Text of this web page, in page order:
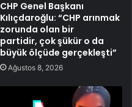
CHP Genel Başkanı
Kılıçdaroğlu: “CHP arınmak
zorunda olan bir
partidir, çok şükür o da
büyük ölçüde gerçekleşti”
Ağustos 8, 2026